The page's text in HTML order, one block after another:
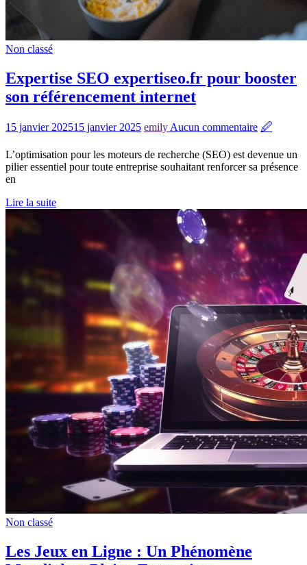
Non classé
Expertise SEO expertiseo.fr pour booster
son référencement internet
15 janvier 202515 janvier 2025 emilyAucun commentaire 🖉
L’optimisation pour les moteurs de recherche (SEO) est devenue un
pilier essentiel pour toute entreprise souhaitant renforcer sa présence
en
Lire la suite
Non classé
Les Jeux en Ligne : Un Phénomène